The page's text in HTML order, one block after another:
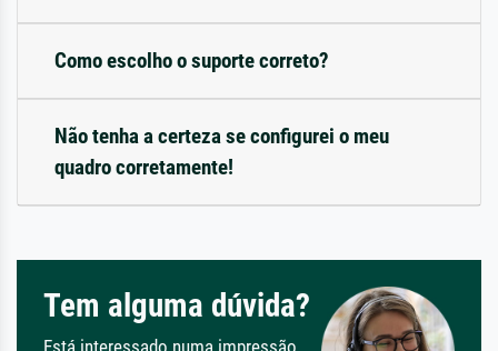
Como escolho o suporte correto?
Não tenha a certeza se configurei o meu
quadro corretamente!
Tem alguma dúvida?